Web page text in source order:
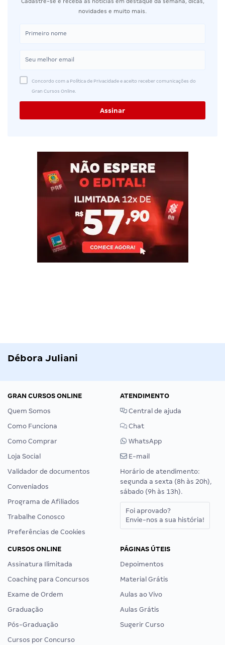
novidades e muito mais.
Concordo com a Política de Privacidade e aceito receber comunicações do
Gran Cursos Online.
Débora Juliani
GRAN CURSOS ONLINE
Quem Somos
Como Funciona
Como Comprar
Loja Social
Validador de documentos
Conveniados
Programa de Afiliados
Trabalhe Conosco
Preferências de Cookies
ATENDIMENTO
Central de ajuda
Chat
WhatsApp
E-mail
Horário de atendimento:
segunda a sexta (8h às 20h),
sábado (9h às 13h).
Foi aprovado?
Envie-nos a sua história!
CURSOS ONLINE
Assinatura Ilimitada
Coaching para Concursos
Exame de Ordem
Graduação
Pós-Graduação
Cursos por Concurso
PÁGINAS ÚTEIS
Depoimentos
Material Grátis
Aulas ao Vivo
Aulas Grátis
Sugerir Curso